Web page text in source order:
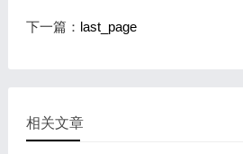
下一篇： last_page
相关文章